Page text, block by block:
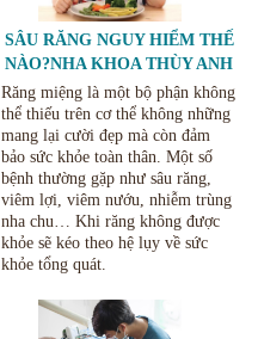
SÂU RĂNG NGUY HIỂM THẾ
NÀO?NHA KHOA THÙY ANH
THÁI NGUYÊN
Răng miệng là một bộ phận không
thể thiếu trên cơ thể không những
mang lại cười đẹp mà còn đảm
bảo sức khỏe toàn thân. Một số
bệnh thường gặp như sâu răng,
viêm lợi, viêm nướu, nhiễm trùng
nha chu… Khi răng không được
khỏe sẽ kéo theo hệ lụy về sức
khỏe tổng quát.